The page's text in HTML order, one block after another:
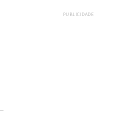
PUBLICIDADE